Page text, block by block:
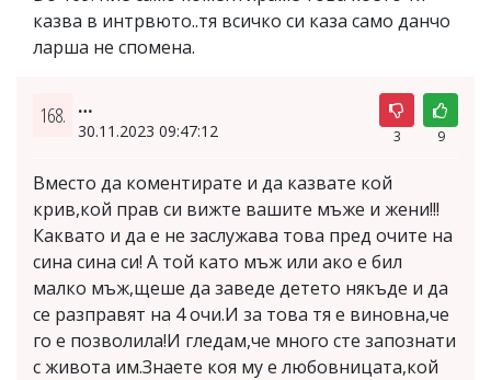
казва в интрвюто..тя всичко си каза само данчо
ларша не спомена.
168. …
30.11.2023 09:47:12 3 9
Вместо да коментирате и да казвате кой
крив,кой прав си вижте вашите мъже и жени!!!
Каквато и да е не заслужава това пред очите на
сина сина си! А той като мъж или ако е бил
малко мъж,щеше да заведе детето някъде и да
се разправят на 4 очи.И за това тя е виновна,че
го е позволила!И гледам,че много сте запознати
с живота им.Знаете коя му е любовницата,кой